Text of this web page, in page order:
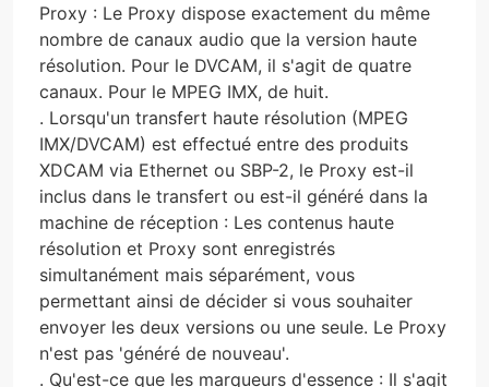
Proxy : Le Proxy dispose exactement du même
nombre de canaux audio que la version haute
résolution. Pour le DVCAM, il s'agit de quatre
canaux. Pour le MPEG IMX, de huit.
. Lorsqu'un transfert haute résolution (MPEG
IMX/DVCAM) est effectué entre des produits
XDCAM via Ethernet ou SBP-2, le Proxy est-il
inclus dans le transfert ou est-il généré dans la
machine de réception : Les contenus haute
résolution et Proxy sont enregistrés
simultanément mais séparément, vous
permettant ainsi de décider si vous souhaiter
envoyer les deux versions ou une seule. Le Proxy
n'est pas 'généré de nouveau'.
. Qu'est-ce que les marqueurs d'essence : Il s'agit